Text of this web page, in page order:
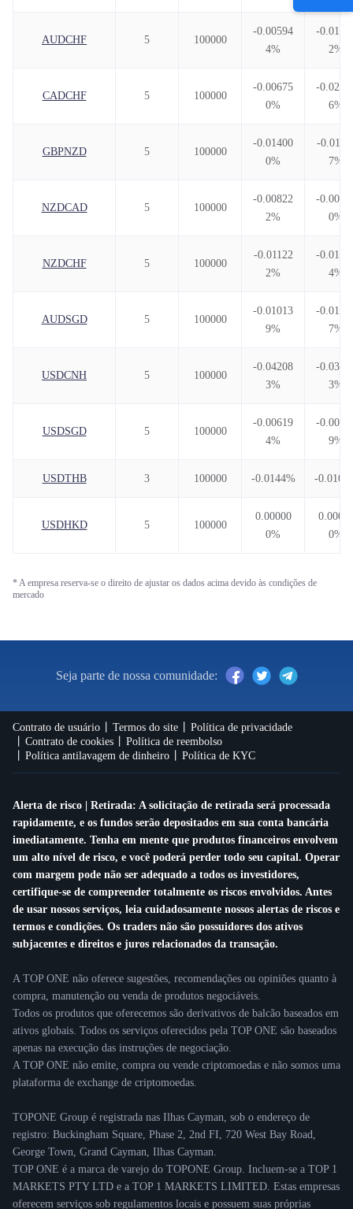
5 100000
-0.00594
4%
-
2%
5 100000
-0.00675
0%
-
6%
5 100000
-0.01400
0%
-
7%
5 100000
-0.00822
2%
-
0%
5 100000
-0.01122
2%
-
4%
5 100000
-0.01013
9%
-
7%
5 100000
-0.04208
3%
-
3%
5 100000
-0.00619
4%
-
9%
3 100000 -0.0144% -
5 100000
0.00000
0%
0%
AUDCHF
CADCHF
GBPNZD
NZDCAD
NZDCHF
AUDSGD
USDCNH
USDSGD
USDTHB
USDHKD
* A empresa reserva-se o direito de ajustar os dados acima devido às condições de
mercado
Seja parte de nossa comunidade:
Contrato de usuário Termos do site
Política de privacidade
Contrato de cookies
Política de reembolso
Política antilavagem de dinheiro
Política de KYC
Alerta de risco | Retirada: A solicitação de retirada será processada
rapidamente, e os fundos serão depositados em sua conta bancária
imediatamente. Tenha em mente que produtos financeiros envolvem
um alto nível de risco, e você poderá perder todo seu capital. Operar
com margem pode não ser adequado a todos os investidores,
certifique-se de compreender totalmente os riscos envolvidos. Antes
de usar nossos serviços, leia cuidadosamente nossos alertas de riscos e
termos e condições. Os traders não são possuidores dos ativos
subjacentes e direitos e juros relacionados da transação.
A TOP ONE não oferece sugestões, recomendações ou opiniões quanto à
compra, manutenção ou venda de produtos negociáveis.
Todos os produtos que oferecemos são derivativos de balcão baseados em
ativos globais. Todos os serviços oferecidos pela TOP ONE são baseados
apenas na execução das instruções de negociação.
A TOP ONE não emite, compra ou vende criptomoedas e não somos uma
plataforma de exchange de criptomoedas.
TOPONE Group é registrada nas Ilhas Cayman, sob o endereço de
registro: Buckingham Square, Phase 2, 2nd FI, 720 West Bay Road,
George Town, Grand Cayman, Ilhas Cayman.
TOP ONE é a marca de varejo do TOPONE Group. Incluem-se a TOP 1
MARKETS PTY LTD e a TOP 1 MARKETS LIMITED. Estas empresas
oferecem serviços sob regulamentos locais e possuem suas próprias